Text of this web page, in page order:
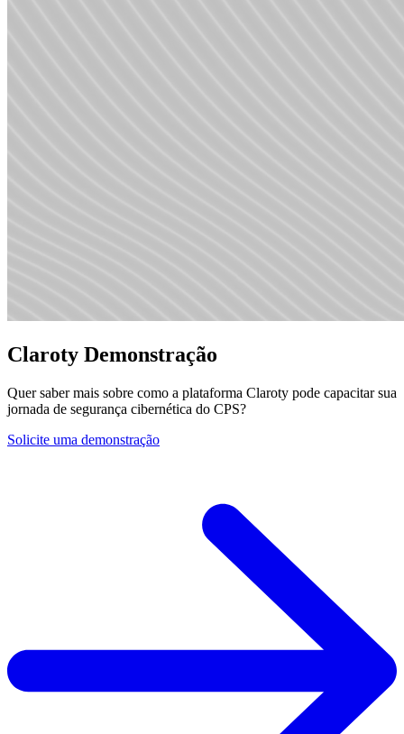
Claroty Demonstração
Quer saber mais sobre como a plataforma Claroty pode capacitar sua
jornada de segurança cibernética do CPS?
Solicite uma demonstração